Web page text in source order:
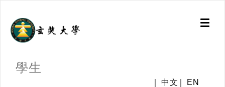
Toggle
學生
中文 EN